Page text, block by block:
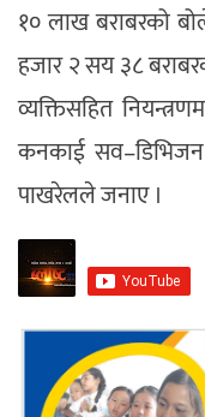
१० लाख बराबरको
हजार २ सय ३८
व्यक्तिसहित
कनकाई सव–डिभिजन
पाखरेलले जनाए ।